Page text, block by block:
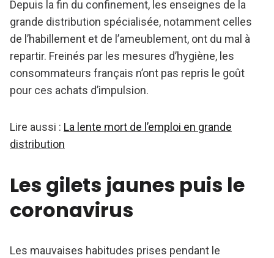
Depuis la fin du confinement, les enseignes de la
grande distribution spécialisée, notamment celles
de l’habillement et de l’ameublement, ont du mal à
repartir. Freinés par les mesures d’hygiène, les
consommateurs français n’ont pas repris le goût
pour ces achats d’impulsion.
Lire aussi : La lente mort de l’emploi en grande
distribution
Les gilets jaunes puis le
coronavirus
Les mauvaises habitudes prises pendant le